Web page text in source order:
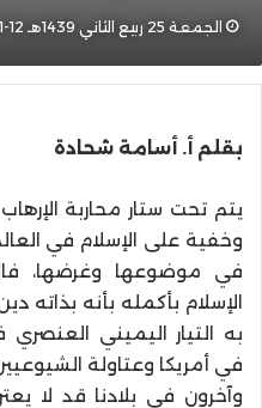
الجمعة 25 ربيع الثاني 1439هـ 12-1-2018م
بقلم أ. أسامة شحادة
يتم تحت ستار محاربة
وخفية على الإسلام في
في موضوعها وغرضها،
الإسلام بأكمله بأنه بذاته
به التيار اليميني
في أمريكا وعتاولة
وآخرون في بلادنا قد لا